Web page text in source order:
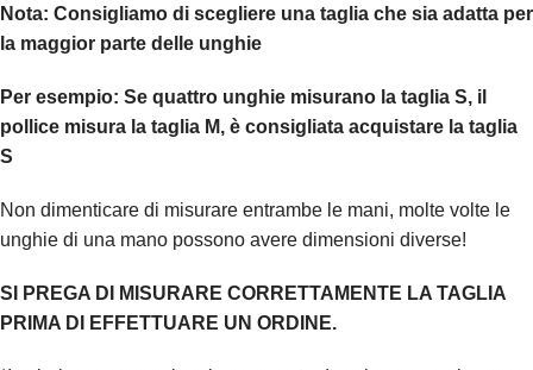
Nota: Consigliamo di scegliere una taglia che sia adatta per
la maggior parte delle unghie
Per esempio: Se quattro unghie misurano la taglia S, il
pollice misura la taglia M, è consigliata acquistare la taglia
S
Non dimenticare di misurare entrambe le mani, molte volte le
unghie di una mano possono avere dimensioni diverse!
SI PREGA DI MISURARE CORRETTAMENTE LA TAGLIA
PRIMA DI EFFETTUARE UN ORDINE.